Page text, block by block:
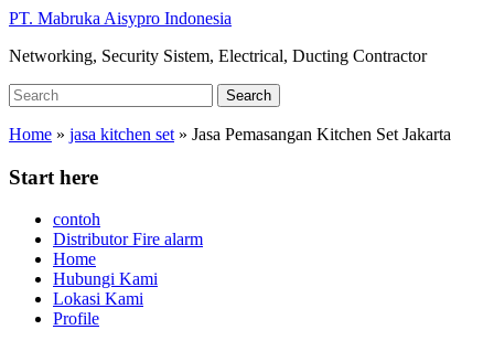
Skip
main
PT. Mabruka Aisypro Indonesia
Networking, Security Sistem, Electrical, Ducting Contractor
Search
for:
Search
Home » jasa kitchen set » Jasa Pemasangan Kitchen Set Jakarta
Start here
contoh
Distributor Fire alarm
Home
Hubungi Kami
Lokasi Kami
Profile